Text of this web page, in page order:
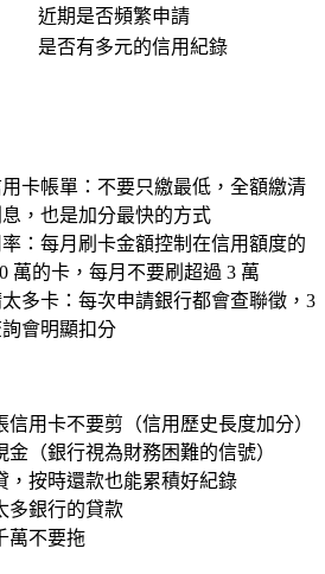
近期是否頻繁申請
是否有多元的信用紀錄
卡帳單 ：不要只繳最低，全額繳清
，也是加分最快的方式
：每月刷卡金額控制在信用額度的
萬的卡，每月不要刷超過 3 萬
多卡 ：每次申請銀行都會查聯徵，3
會明顯扣分
信用卡不要剪（信用歷史長度加分）
金（銀行視為財務困難的信號）
，按時還款也能累積好紀錄
多銀行的貸款
萬不要拖